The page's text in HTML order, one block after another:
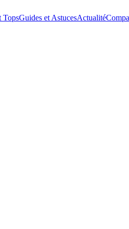
TopsGuides et AstucesActualité